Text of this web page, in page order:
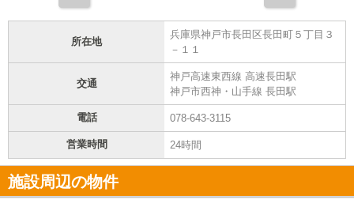
所在地
兵庫県神戸市長田区長田町５丁目３
－１１
交通
神戸高速東西線 高速長田駅
神戸市西神・山手線 長田駅
電話 078-643-3115
営業時間 24時間
施設周辺の物件